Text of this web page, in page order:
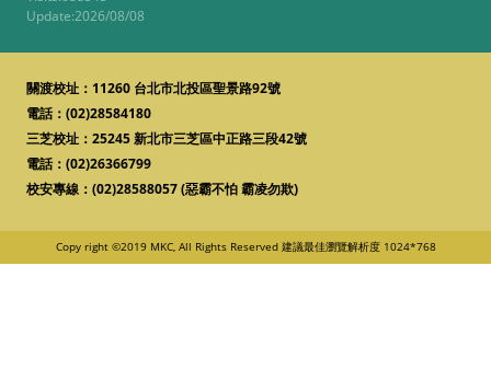
Update:2026/08/08
關渡校址：11260 台北市北投區聖景路92號
電話：(02)28584180
三芝校址：25245 新北市三芝區中正路三段42號
電話：(02)26366799
校安專線：(02)28588057 (惡霸不怕 霸凌勿欺)
Copy right ©2019 MKC, All Rights Reserved 建議最佳瀏覽解析度 1024*768